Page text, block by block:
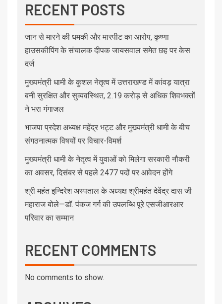
RECENT POSTS
जान से मारने की धमकी और मारपीट का आरोप, कृष्णा
हाउसकीपिंग के संचालक दीपक जायसवाल समेत छह पर केस
दर्ज
मुख्यमंत्री धामी के कुशल नेतृत्व में उत्तराखण्ड में कांवड़ यात्रा
बनी सुरक्षित और सुव्यवस्थित, 2.19 करोड़ से अधिक शिवभक्तों
ने भरा गंगाजल
भाजपा प्रदेश अध्यक्ष महेंद्र भट्ट और मुख्यमंत्री धामी के बीच
संगठनात्मक विषयों पर विचार-विमर्श
मुख्यमंत्री धामी के नेतृत्व में युवाओं को मिलेगा सरकारी नौकरी
का अवसर, दिसंबर से पहले 2477 पदों पर आवेदन होंगे
श्री महंत इन्दिरेश अस्पताल के अध्यक्ष श्रीमहंत देवेंद्र दास जी
महाराज बोले—डॉ. पंकज गर्ग की उपलब्धि पूरे एसजीआरआर
परिवार का सम्मान
RECENT COMMENTS
No comments to show.